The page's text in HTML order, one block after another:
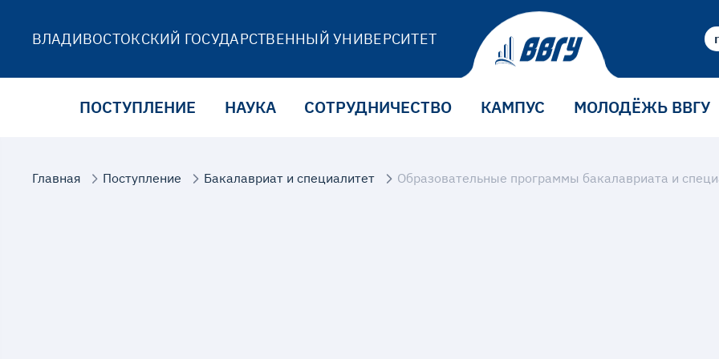
ВЛАДИВОСТОКСКИЙ ГОСУДАРСТВЕННЫЙ УНИВЕРСИТЕТ
ПОСТУПЛЕНИЕ НАУКА СОТРУДНИЧЕСТВО КАМПУС МОЛОДЁЖЬ ВВГУ
Главная Поступление Бакалавриат и специалитет Образовательные программы бакалавриата и